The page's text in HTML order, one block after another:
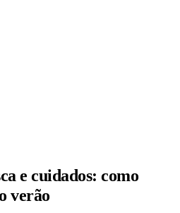
e cuidados: como
verão